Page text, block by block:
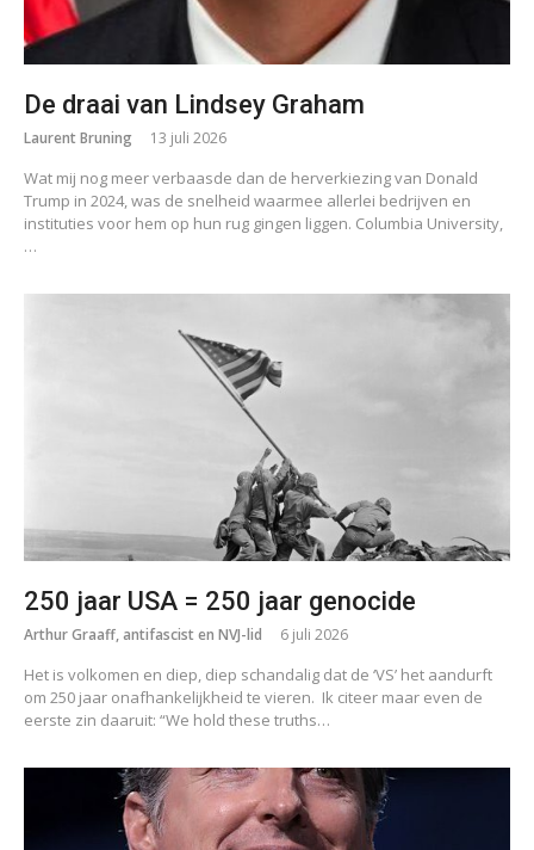
De draai van Lindsey Graham
Laurent Bruning 13 juli 2026
Wat mij nog meer verbaasde dan de herverkiezing van Donald
Trump in 2024, was de snelheid waarmee allerlei bedrijven en
instituties voor hem op hun rug gingen liggen. Columbia University,
…
250 jaar USA = 250 jaar genocide
Arthur Graaff, antifascist en NVJ-lid 6 juli 2026
Het is volkomen en diep, diep schandalig dat de ‘VS’ het aandurft
om 250 jaar onafhankelijkheid te vieren. Ik citeer maar even de
eerste zin daaruit: “We hold these truths…